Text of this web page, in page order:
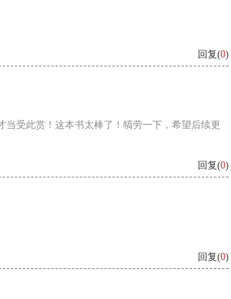
回复(0)
受此赏！这本书太棒了！犒劳一下，希望后续更
回复(0)
回复(0)